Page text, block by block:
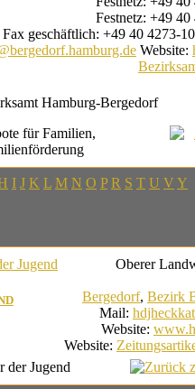
Festnetz: +49 40
Fax geschäftlich: +49 40 4273-
Website:
Hamburg-Bergedorf
für Familien,
I J K L M N O P R S T U V Y
Oberer
Bergedorf, Bezirk
Mail:
Website:
Website:
der Jugend